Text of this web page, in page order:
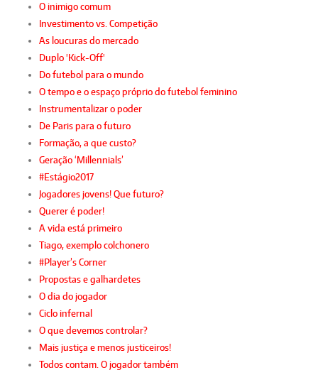
O inimigo comum
Investimento vs. Competição
As loucuras do mercado
Duplo 'Kick-Off'
Do futebol para o mundo
O tempo e o espaço próprio do futebol feminino
Instrumentalizar o poder
De Paris para o futuro
Formação, a que custo?
Geração ‘Millennials’
#Estágio2017
Jogadores jovens! Que futuro?
Querer é poder!
A vida está primeiro
Tiago, exemplo colchonero
#Player’s Corner
Propostas e galhardetes
O dia do jogador
Ciclo infernal
O que devemos controlar?
Mais justiça e menos justiceiros!
Todos contam. O jogador também